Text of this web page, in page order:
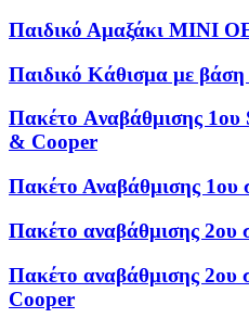
Παιδικό Αμαξάκι MINI
Παιδικό Κάθισμα με
Πακέτο Aναβάθμισης 1ου
& Cooper
Πακέτο Αναβάθμισης 1ου
Πακέτο αναβάθμισης 2ου
Πακέτο αναβάθμισης
Cooper